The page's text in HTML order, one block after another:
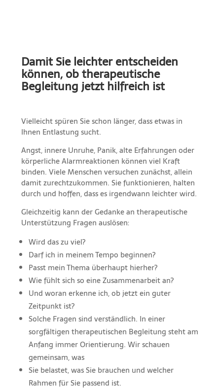
Damit Sie leichter entscheiden
können, ob therapeutische
Begleitung jetzt hilfreich ist
Vielleicht spüren Sie schon länger, dass etwas in
Ihnen Entlastung sucht.
Angst, innere Unruhe, Panik, alte Erfahrungen oder
körperliche Alarmreaktionen können viel Kraft
binden. Viele Menschen versuchen zunächst, allein
damit zurechtzukommen. Sie funktionieren, halten
durch und hoffen, dass es irgendwann leichter wird.
Gleichzeitig kann der Gedanke an therapeutische
Unterstützung Fragen auslösen:
Wird das zu viel?
Darf ich in meinem Tempo beginnen?
Passt mein Thema überhaupt hierher?
Wie fühlt sich so eine Zusammenarbeit an?
Und woran erkenne ich, ob jetzt ein guter
Zeitpunkt ist?
Solche Fragen sind verständlich. In einer
sorgfältigen therapeutischen Begleitung steht am
Anfang immer Orientierung. Wir schauen
gemeinsam, was
Sie belastet, was Sie brauchen und welcher
Rahmen für Sie passend ist.